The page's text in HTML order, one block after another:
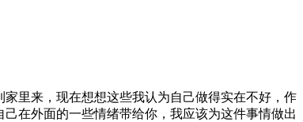
里来，现在想想这些我认为自己做得实在不好，作
在外面的一些情绪带给你，我应该为这件事情做出